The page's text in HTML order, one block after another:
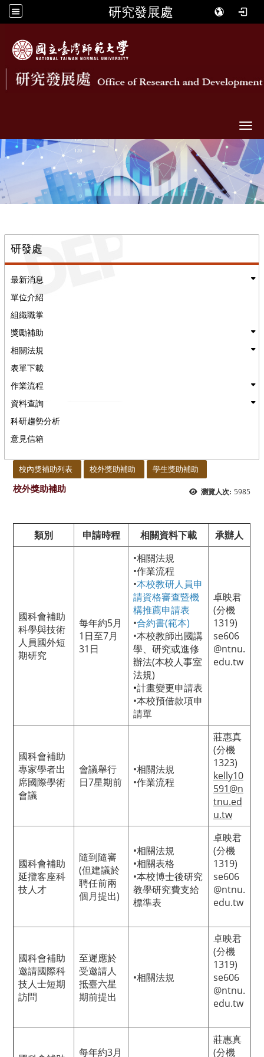
研究發展處
研發處
最新消息
單位介紹
組織職掌
獎勵補助
相關法規
表單下載
作業流程
資料查詢
科研趨勢分析
意見信箱
校內獎補助列表 校外獎助補助 學生獎助補助
瀏覽人次: 5985
校外獎助補助
類別 申請時程 相關資料下載 承辦人
國科會補助
科學與技術
人員國外短
期研究
每年約5月
1日至7月
31日
•相關法規
•作業流程
•本校教研人員申
請資格審查暨機
構推薦申請表
•合約書(範本)
•本校教師出國講
學、研究或進修
辦法(本校人事室
法規)
•計畫變更申請表
•本校預借款項申
請單
卓映君
(分機
1319)
se606
@ntnu.
edu.tw
國科會補助
專家學者出
席國際學術
會議
會議舉行
日7星期前
•相關法規
•作業流程
莊惠真
(分機
1323)
kelly10
591@n
tnu.ed
u.tw
國科會補助
延攬客座科
技人才
隨到隨審
(但建議於
聘任前兩
個月提出)
•相關法規
•相關表格
•本校博士後研究
教學研究費支給
標準表
卓映君
(分機
1319)
se606
@ntnu.
edu.tw
國科會補助
邀請國際科
技人士短期
訪問
至遲應於
受邀請人
抵臺六星
期前提出
•相關法規
卓映君
(分機
1319)
se606
@ntnu.
edu.tw
每年約3月
莊惠真
(分機